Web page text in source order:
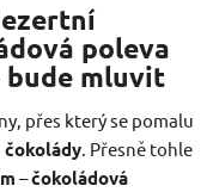
poleva
bude mluvit
přes který se pomalu
. Přesně tohle
–čokoládová